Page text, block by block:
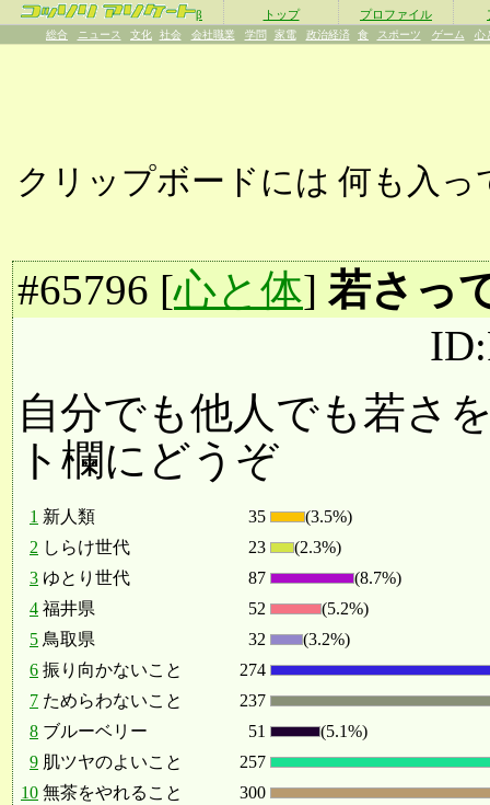
β トップ プロファイル
総合 ニュース 文化 社会 会社職業 学問 家電 政治経済 食 スポーツ ゲーム 心
クリップボードには 何も入っ
#65796 [心と体] 若さっ
自分でも他人でも若さ
ト欄にどうぞ
1 新人類 35
(3.5%)
2 しらけ世代 23
(2.3%)
3 ゆとり世代 87
(8.7%)
4 福井県 52
(5.2%)
5 鳥取県 32
(3.2%)
6 振り向かないこと
274
7 ためらわないこと
237
8 ブルーベリー 51
(5.1%)
9 肌ツヤのよいこと
257
10 無茶をやれること
300